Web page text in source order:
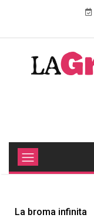
La broma infinita